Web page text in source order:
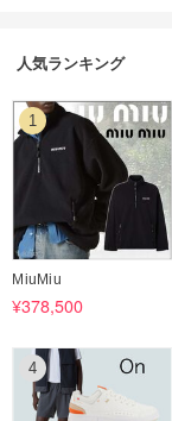
人気ランキング
1
MiuMiu
¥378,500
4